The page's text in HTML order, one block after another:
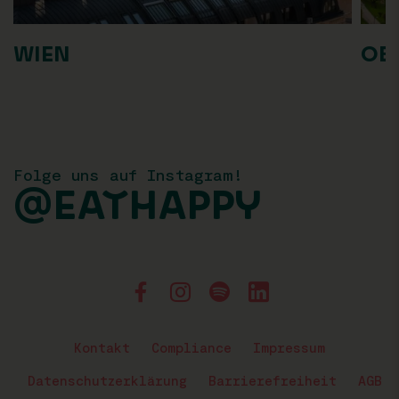
WIEN
Folge uns auf Instagram!
@EATHAPPY
Kontakt Compliance Impressum
Datenschutzerklärung Barrierefreiheit AGB